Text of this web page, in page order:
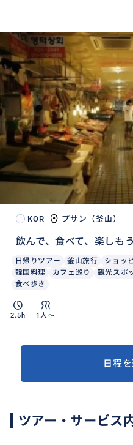
KOR プサン（釜山）
飲んで、食べて、楽しも
日帰りツアー 釜山旅行 ショッ
韓国料理
カフェ巡り 観光スポ
食べ歩き
2.5h 1人〜
日程
ツアー・サービス